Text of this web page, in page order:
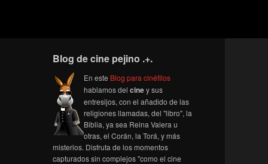
Blog de cine pejino .+.
En este Blog para cinéfilos
hablamos del ciney sus
entresijos, con el añadido de las
religiones llamadas, del "libro", la
Biblia, ya sea Reina Valera u
otras, el Corán, la Torá, y más
misterios. Disfruta de los momentos
capturados sin complejos "como el cine